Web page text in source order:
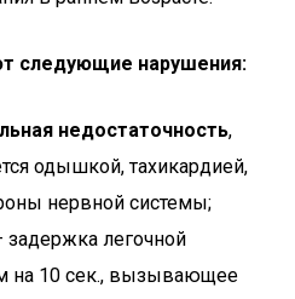
следующие нарушения:
недостаточность,
одышкой, тахикардией,
нервной системы;
задержка легочной
на 10 сек., вызывающее